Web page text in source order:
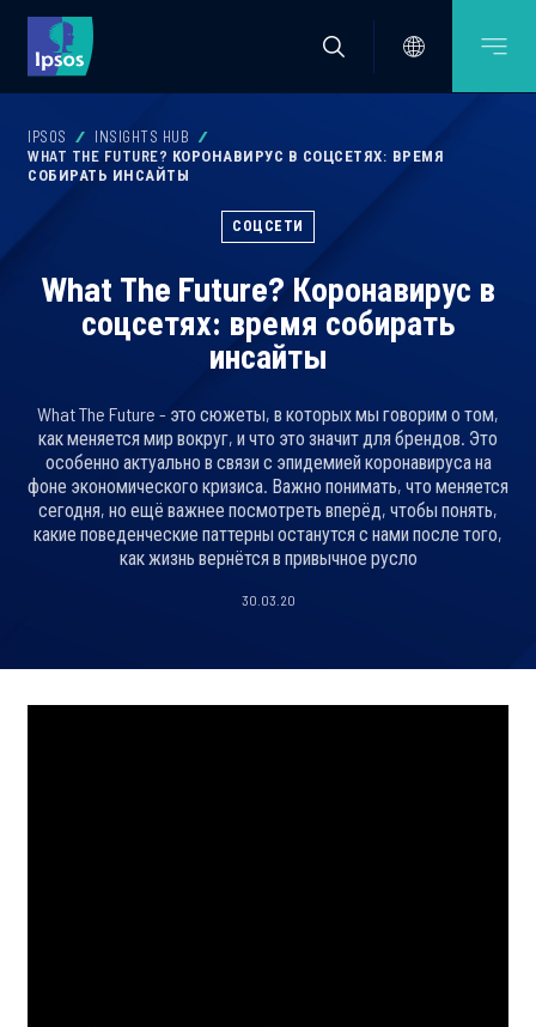
IPSOS
INSIGHTS HUB
WHAT THE FUTURE? КОРОНАВИРУС В СОЦСЕТЯХ: ВРЕМЯ
СОБИРАТЬ ИНСАЙТЫ
СОЦСЕТИ
What The Future? Коронавирус в
соцсетях: время собирать
инсайты
What The Future - это сюжеты, в которых мы говорим о том,
как меняется мир вокруг, и что это значит для брендов. Это
особенно актуально в связи с эпидемией коронавируса на
фоне экономического кризиса. Важно понимать, что меняется
сегодня, но ещё важнее посмотреть вперёд, чтобы понять,
какие поведенческие паттерны останутся с нами после того,
как жизнь вернётся в привычное русло
30.03.20